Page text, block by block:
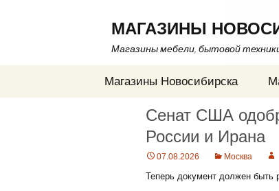
МАГАЗИНЫ
Магазины мебели, бытовой
содержимому
Магазины Новосибирска
Сенат США
России и Ирана
07.08.2026 Москва
Теперь документ должен быть